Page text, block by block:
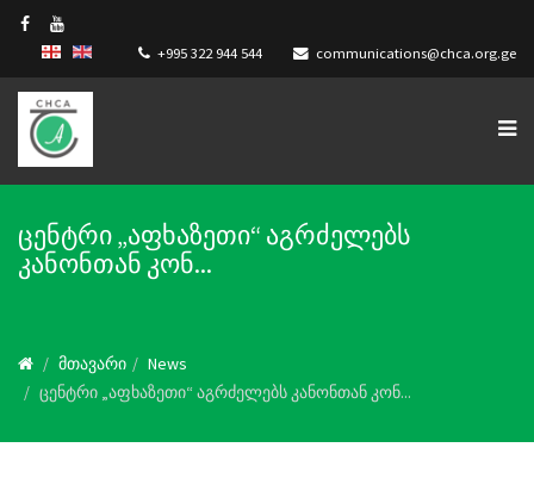
+995 322 944 544 communications@chca.org.ge
ცენტრი „აფხაზეთი“ აგრძელებს
კანონთან კონ...
მთავარი
News
ცენტრი „აფხაზეთი“ აგრძელებს კანონთან კონ...